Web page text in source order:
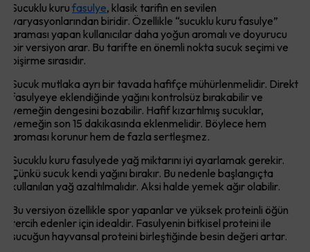
Sucuklu kuru fasulye, klasik tarifin en sevilen
varyasyonlarından biridir. Özellikle “sucuklu kuru fasulye”
araması yapan kullanıcılar daha yoğun aromalı ve doyurucu
bir versiyon arar. Bu tarifte en önemli nokta sucuk seçimi ve
pişirme sırasıdır.
Sucuk mutlaka ayrı bir tavada hafifçe mühürlenmelidir. Direkt
fasulyeye eklendiğinde yağını kontrolsüz bırakabilir ve
yemeğin dengesini bozabilir. Hafif kızartılmış sucuklar,
yemeğin son 15 dakikasında eklenmelidir. Böylece hem
aroması korunur hem de fazla sertleşmez.
Sucuklu kuru fasulyede yağ miktarını iyi ayarlamak gerekir.
Çünkü sucuk kendi yağını bırakır. Bu nedenle başlangıçta
kullanılan yağ azaltılmalıdır. Aksi halde yemek ağır olabilir.
Bu versiyon özellikle spor yapanlar ve yüksek proteinli öğün
tercih edenler için idealdir. Fasulyenin bitkisel proteini ile
sucuğun hayvansal proteini birleştiğinde besin değeri artar.